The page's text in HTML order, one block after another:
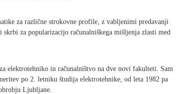
za različne strokovne profile, z vabljenimi predavanji
za popularizacijo računalniškega mišljenja zlasti med
elektrotehniko in računalništvo na dve novi fakulteti. Sam
po 2. letniku študija elektrotehnike, od leta 1982 pa
Ljubljane.